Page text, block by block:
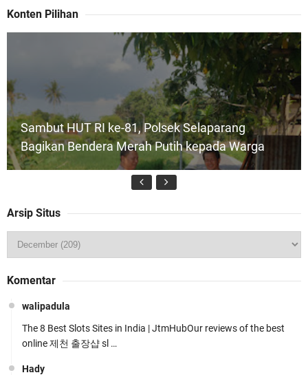
Konten Pilihan
Sambut HUT RI ke-81, Polsek Selaparang
Bagikan Bendera Merah Putih kepada Warga
Hadapi Tantangan Kamtibmas
Arsip Situs
Komentar
walipadula
The 8 Best Slots Sites in India | JtmHubOur reviews of the best
online 제천 출장샵 sl …
Hady